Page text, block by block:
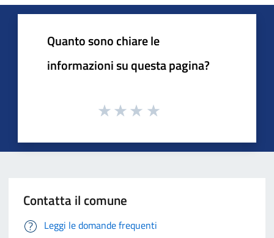
Quanto sono chiare le
informazioni su questa pagina?
Contatta il comune
Leggi le domande frequenti